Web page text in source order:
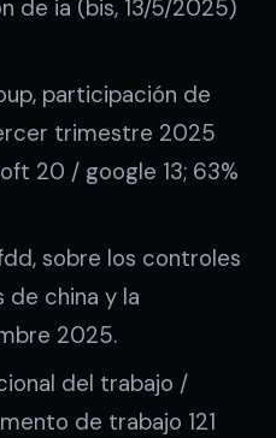
de ia (bis, 13/5/2025)
participación de
trimestre 2025
20 / google 13; 63%
sobre los controles
china y la
2025.
del trabajo /
de trabajo 121